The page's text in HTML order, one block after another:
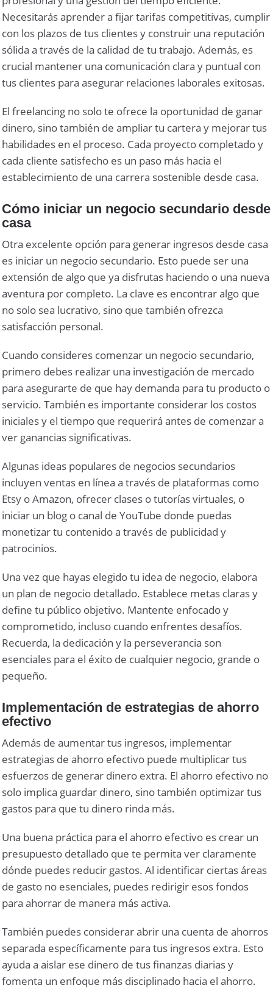
Necesitarás aprender a fijar tarifas competitivas, cumplir
con los plazos de tus clientes y construir una reputación
sólida a través de la calidad de tu trabajo. Además, es
crucial mantener una comunicación clara y puntual con
tus clientes para asegurar relaciones laborales exitosas.
El freelancing no solo te ofrece la oportunidad de ganar
dinero, sino también de ampliar tu cartera y mejorar tus
habilidades en el proceso. Cada proyecto completado y
cada cliente satisfecho es un paso más hacia el
establecimiento de una carrera sostenible desde casa.
Cómo iniciar un negocio secundario desde
casa
Otra excelente opción para generar ingresos desde casa
es iniciar un negocio secundario. Esto puede ser una
extensión de algo que ya disfrutas haciendo o una nueva
aventura por completo. La clave es encontrar algo que
no solo sea lucrativo, sino que también ofrezca
satisfacción personal.
Cuando consideres comenzar un negocio secundario,
primero debes realizar una investigación de mercado
para asegurarte de que hay demanda para tu producto o
servicio. También es importante considerar los costos
iniciales y el tiempo que requerirá antes de comenzar a
ver ganancias significativas.
Algunas ideas populares de negocios secundarios
incluyen ventas en línea a través de plataformas como
Etsy o Amazon, ofrecer clases o tutorías virtuales, o
iniciar un blog o canal de YouTube donde puedas
monetizar tu contenido a través de publicidad y
patrocinios.
Una vez que hayas elegido tu idea de negocio, elabora
un plan de negocio detallado. Establece metas claras y
define tu público objetivo. Mantente enfocado y
comprometido, incluso cuando enfrentes desafíos.
Recuerda, la dedicación y la perseverancia son
esenciales para el éxito de cualquier negocio, grande o
pequeño.
Implementación de estrategias de ahorro
efectivo
Además de aumentar tus ingresos, implementar
estrategias de ahorro efectivo puede multiplicar tus
esfuerzos de generar dinero extra. El ahorro efectivo no
solo implica guardar dinero, sino también optimizar tus
gastos para que tu dinero rinda más.
Una buena práctica para el ahorro efectivo es crear un
presupuesto detallado que te permita ver claramente
dónde puedes reducir gastos. Al identificar ciertas áreas
de gasto no esenciales, puedes redirigir esos fondos
para ahorrar de manera más activa.
También puedes considerar abrir una cuenta de ahorros
separada específicamente para tus ingresos extra. Esto
ayuda a aislar ese dinero de tus finanzas diarias y
fomenta un enfoque más disciplinado hacia el ahorro.